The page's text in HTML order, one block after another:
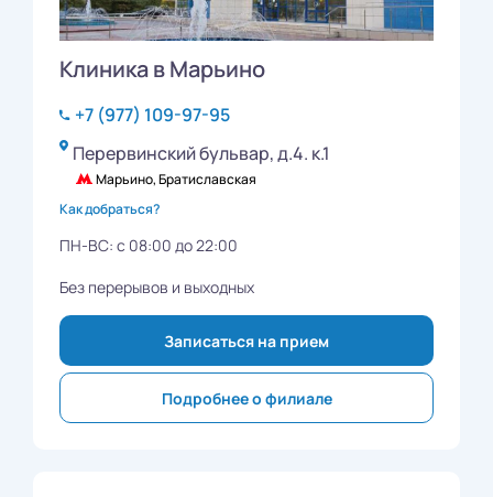
Клиника в Марьино
+7 (977) 109-97-95
Перервинский бульвар, д.4. к.1
Марьино, Братиславская
Как добраться?
ПН-ВС: с 08:00 до 22:00
Без перерывов и выходных
Записаться на прием
Подробнее о филиале